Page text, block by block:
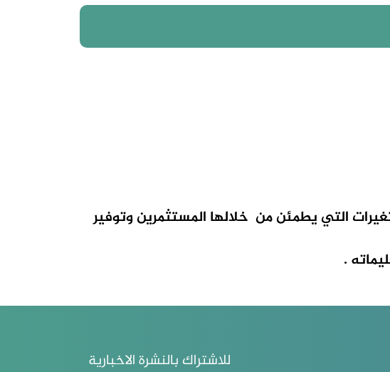
التي يطمئن من خلالها المستثمرين وتوفير
.
للاشتراك بالنشرة الاخبارية